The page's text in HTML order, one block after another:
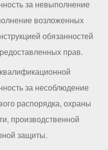
за невыполнение
возложенных
обязанностей
прав.
за несоблюдение
распорядка, охраны
производственной
защиты.